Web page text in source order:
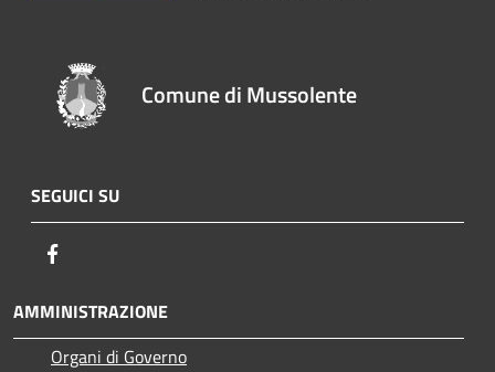
Comune di Mussolente
SEGUICI SU
AMMINISTRAZIONE
Organi di Governo